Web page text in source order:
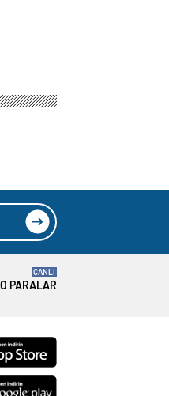
PARALAR
CANLI